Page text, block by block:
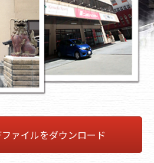
ァイルをダウンロード